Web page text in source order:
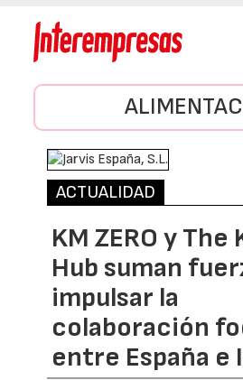
ACTUALIDAD
KM ZERO y
Hub suman
impulsar la
colaboración
entre España e